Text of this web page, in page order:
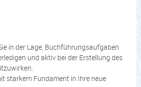
in der Lage, Buchführungsaufgaben
und aktiv bei der Erstellung des
starkem Fundament in Ihre neue